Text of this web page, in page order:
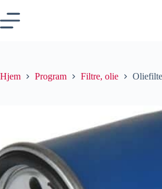
Hjem Program Filtre, olie